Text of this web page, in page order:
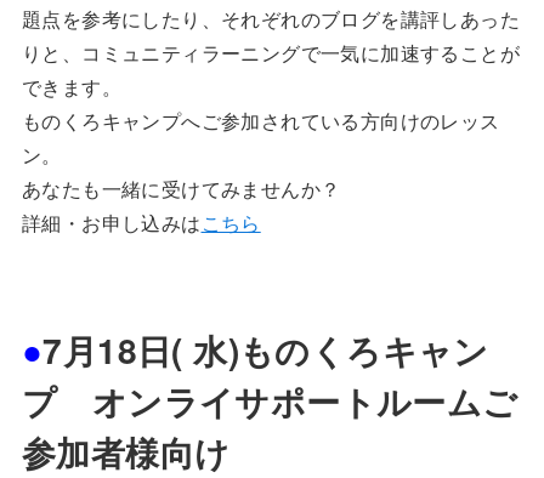
題点を参考にしたり、それぞれのブログを講評しあった
りと、コミュニティラーニングで一気に加速することが
できます。
ものくろキャンプへご参加されている方向けのレッス
ン。
あなたも一緒に受けてみませんか？
詳細・お申し込みはこちら
●7月18日( 水)ものくろキャン
プ オンライサポートルームご
参加者様向け